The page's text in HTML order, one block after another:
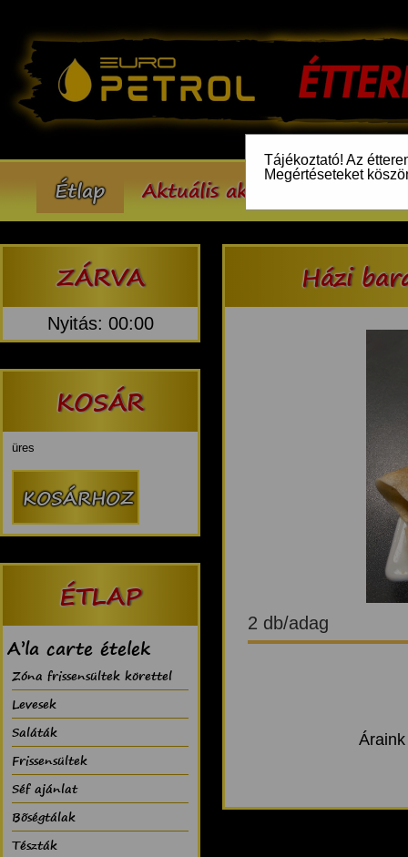
Tájékoztató! Az
Megértéseteket
Étlap Aktuális akcióink
ZÁRVA
Nyitás: 00:00
KOSÁR
üres
ÉTLAP
A’la carte ételek
Zóna frissensültek körettel
Levesek
Saláták
Frissensültek
Séf ajánlat
Bõségtálak
Tészták
Házi
2 db/adag